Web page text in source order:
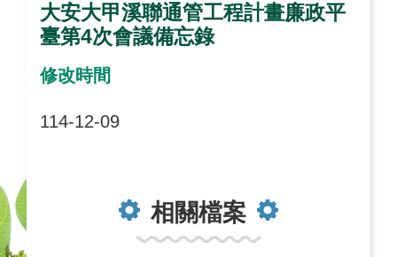
大安大甲溪聯通管工程計畫廉政平
臺第4次會議備忘錄
修改時間
114-12-09
相關檔案